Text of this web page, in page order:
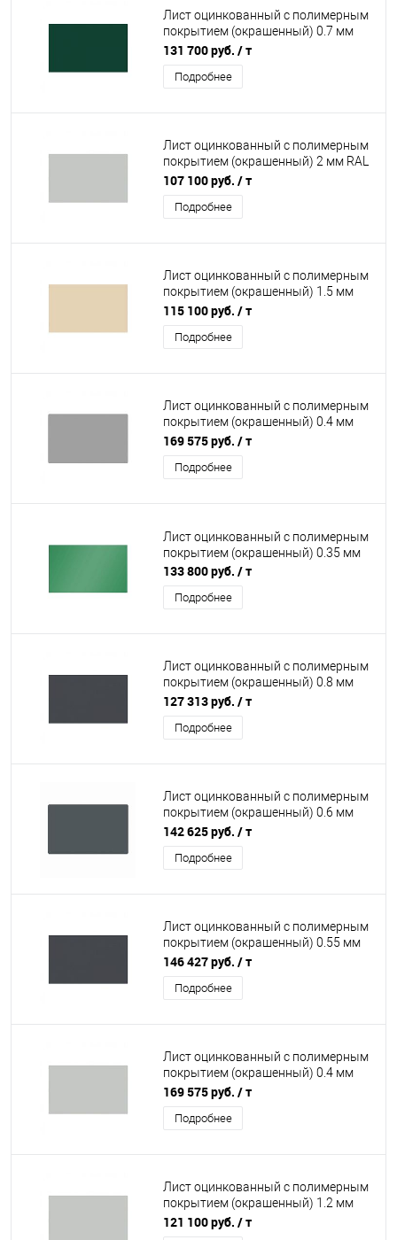
Лист оцинкованный с полимерным
покрытием (окрашенный) 0.7 мм
RAL 6005
131 700 руб. / т
Подробнее
Лист оцинкованный с полимерным
покрытием (окрашенный) 2 мм RAL
7035
107 100 руб. / т
Подробнее
Лист оцинкованный с полимерным
покрытием (окрашенный) 1.5 мм
RAL 1015
115 100 руб. / т
Подробнее
Лист оцинкованный с полимерным
покрытием (окрашенный) 0.4 мм
RAL 9006
169 575 руб. / т
Подробнее
Лист оцинкованный с полимерным
покрытием (окрашенный) 0.35 мм
133 800 руб. / т
Подробнее
Лист оцинкованный с полимерным
покрытием (окрашенный) 0.8 мм
RAL 7024
127 313 руб. / т
Подробнее
Лист оцинкованный с полимерным
покрытием (окрашенный) 0.6 мм
RAL 7011
142 625 руб. / т
Подробнее
Лист оцинкованный с полимерным
покрытием (окрашенный) 0.55 мм
RAL 7024
146 427 руб. / т
Подробнее
Лист оцинкованный с полимерным
покрытием (окрашенный) 0.4 мм
RAL 7035
169 575 руб. / т
Подробнее
Лист оцинкованный с полимерным
покрытием (окрашенный) 1.2 мм
RAL 7035
121 100 руб. / т